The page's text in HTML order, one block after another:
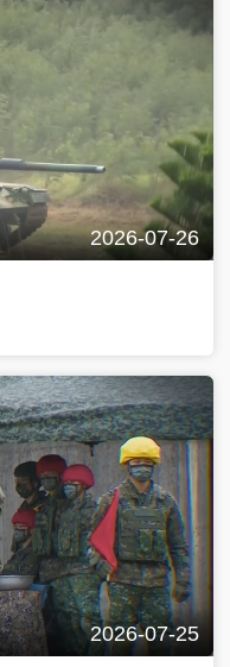
2026-07-26
2026-07-25